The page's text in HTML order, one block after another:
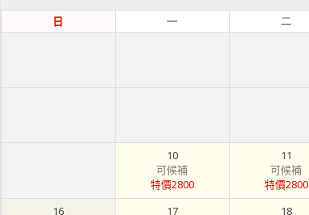
日 一 二
10
可候補
特價2800
11
可候補
特價2800
16
17
18